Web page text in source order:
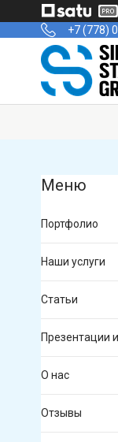
+7 (778)
Портфолио
Наши услуги
Статьи
Презентации
О нас
Отзывы